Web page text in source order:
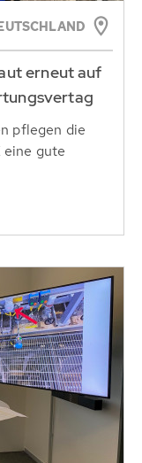
erneut auf
pflegen die
eine gute